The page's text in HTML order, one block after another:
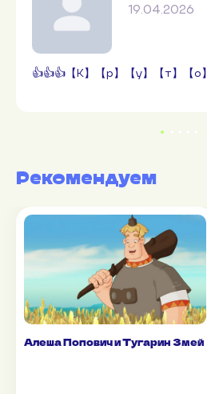
19.04.2026
👍👍👍【К】【р】【у】【т】【о】
Рекомендуем
Алеша Попович и Тугарин Змей